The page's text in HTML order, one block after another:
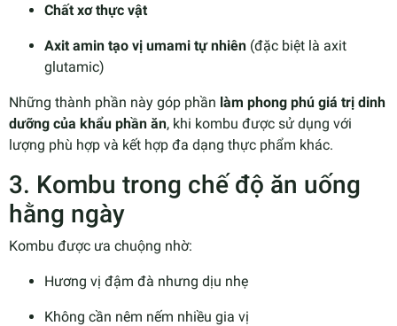
Chất xơ thực vật
Axit amin tạo vị umami tự nhiên (đặc biệt là axit
glutamic)
Những thành phần này góp phần làm phong phú giá trị dinh
dưỡng của khẩu phần ăn, khi kombu được sử dụng với
lượng phù hợp và kết hợp đa dạng thực phẩm khác.
3. Kombu trong chế độ ăn uống
hằng ngày
Kombu được ưa chuộng nhờ:
Hương vị đậm đà nhưng dịu nhẹ
Không cần nêm nếm nhiều gia vị